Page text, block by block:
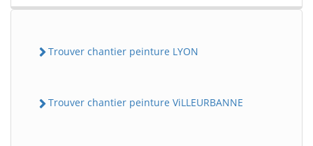
Trouver chantier peinture LYON
Trouver chantier peinture ViLLEURBANNE